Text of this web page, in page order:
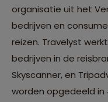
organisatie uit het
bedrijven en
reizen. Travelyst
bedrijven in de
Skyscanner, en
worden opgedeeld in